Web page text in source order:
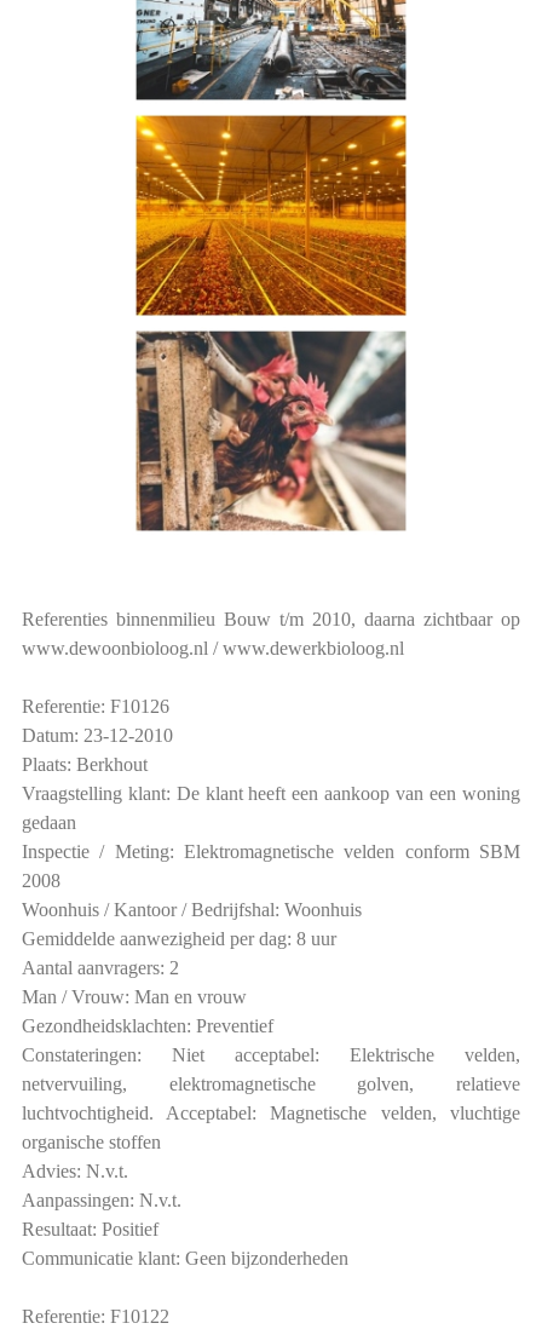
Referenties binnenmilieu Bouw t/m 2010, daarna zichtbaar op
www.dewoonbioloog.nl / www.dewerkbioloog.nl
Referentie: F10126
Datum: 23-12-2010
Plaats: Berkhout
Vraagstelling klant: De klant heeft een aankoop van een woning
gedaan
Inspectie / Meting: Elektromagnetische velden conform SBM
2008
Woonhuis / Kantoor / Bedrijfshal: Woonhuis
Gemiddelde aanwezigheid per dag: 8 uur
Aantal aanvragers: 2
Man / Vrouw: Man en vrouw
Gezondheidsklachten: Preventief
Constateringen: Niet acceptabel: Elektrische velden,
netvervuiling, elektromagnetische golven, relatieve
luchtvochtigheid. Acceptabel: Magnetische velden, vluchtige
organische stoffen
Advies: N.v.t.
Aanpassingen: N.v.t.
Resultaat: Positief
Communicatie klant: Geen bijzonderheden
Referentie: F10122